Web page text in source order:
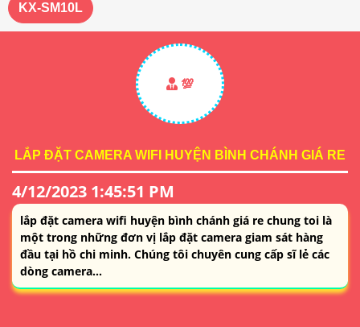
KX-SM10L
💯
LẮP ĐẶT CAMERA WIFI HUYỆN BÌNH CHÁNH GIÁ RE
4/12/2023 1:45:51 PM
lắp đặt camera wifi huyện bình chánh giá re chung toi là
một trong những đơn vị lắp đặt camera giam sát hàng
đầu tại hồ chi minh. Chúng tôi chuyên cung cấp sĩ lẻ các
dòng camera...